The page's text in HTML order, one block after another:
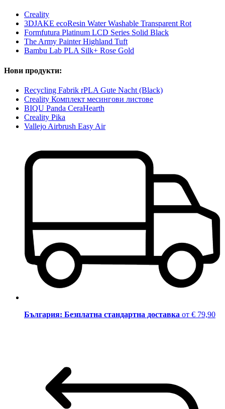
Creality
3DJAKE ecoResin Water Washable Transparent Rot
Formfutura Platinum LCD Series Solid Black
The Army Painter Highland Tuft
Bambu Lab PLA Silk+ Rose Gold
Нови продукти:
Recycling Fabrik rPLA Gute Nacht (Black)
Creality Комплект месингови листове
BIQU Panda CeraHearth
Creality Pika
Vallejo Airbrush Easy Air
България: Безплатна стандартна доставка от € 79,90